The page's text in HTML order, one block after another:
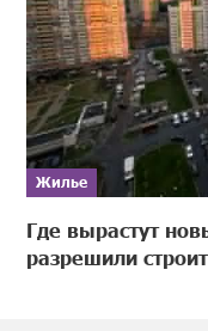
Жилье
Где вырастут
разрешили